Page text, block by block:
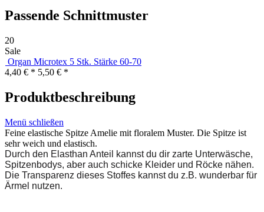
Passende Schnittmuster
20
Sale
Organ Microtex 5 Stk. Stärke 60-70
4,40 € * 5,50 € *
Produktbeschreibung
Menü schließen
Feine elastische Spitze Amelie mit floralem Muster. Die Spitze ist
sehr weich und elastisch.
Durch den Elasthan Anteil kannst du dir zarte Unterwäsche,
Spitzenbodys, aber auch schicke Kleider und Röcke nähen.
Die Transparenz dieses Stoffes kannst du z.B. wunderbar für
Ärmel nutzen.